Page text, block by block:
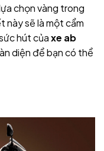
chọn vàng trong
này sẽ là một cẩm
hút củaxe ab
diện để bạn có thể